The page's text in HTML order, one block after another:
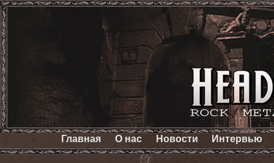
Главная О нас Новости Интервью